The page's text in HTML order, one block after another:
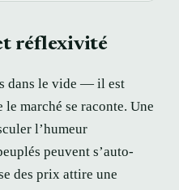
réflexivité
dans le vide — il est
marché se raconte. Une
l’humeur
peuvent s’auto-
des prix attire une